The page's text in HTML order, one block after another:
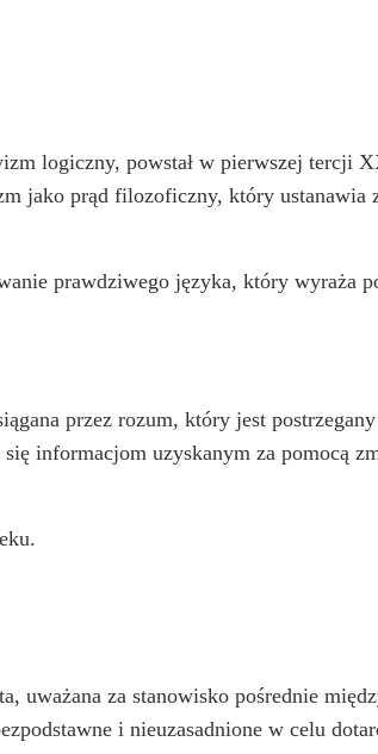
logiczny, powstał w pierwszej tercji
jako prąd filozoficzny, który ustanawia
prawdziwego języka, który wyraża
przez rozum, który jest
informacjom uzyskanym za pomocą
uważana za stanowisko pośrednie
i nieuzasadnione w celu